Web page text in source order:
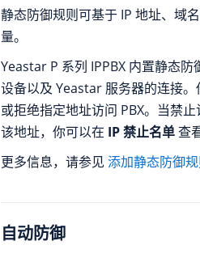
静态防御规则可基于 IP 地址、域
量。
Yeastar P 系列 IPPBX 内置静态防
设备以及 Yeastar 服务器的连接
或拒绝指定地址访问 PBX。当禁
该地址，你可以在 IP 禁止名单查
更多信息，请参见 添加静态防御
自动防御